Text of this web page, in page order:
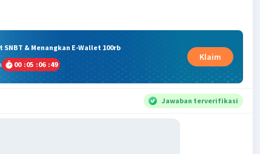
& Menangkan E-Wallet 100rb
00 :05 :06 :48
Klaim
Jawaban terverifikasi